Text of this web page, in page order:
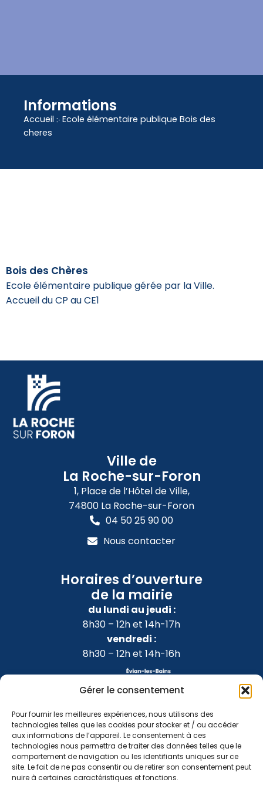
Gérer le consentement
Pour fournir les meilleures expériences, nous utilisons des
technologies telles que les cookies pour stocker et / ou accéder
aux informations de l’appareil. Le consentement à ces
technologies nous permettra de traiter des données telles que le
comportement de navigation ou les identifiants uniques sur ce
site. Le fait de ne pas consentir ou de retirer son consentement peut
nuire à certaines caractéristiques et fonctions.
Informations
Accueil ჻ Ecole élémentaire publique Bois des
cheres
Bois des Chères
Ecole élémentaire publique gérée par la Ville.
Accueil du CP au CE1
Ville de
La Roche-sur-Foron
1, Place de l’Hôtel de Ville,
74800 La Roche-sur-Foron
04 50 25 90 00
Nous contacter
Horaires d’ouverture
de la mairie
du lundi au jeudi :
8h30 – 12h et 14h-17h
vendredi :
8h30 – 12h et 14h-16h